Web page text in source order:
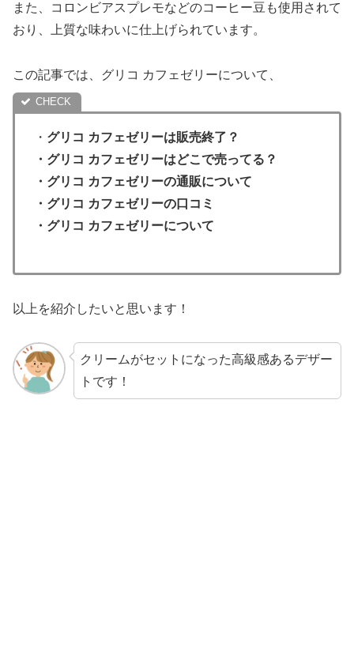
また、コロンビアスプレモなどのコーヒー豆も使用されて
おり、上質な味わいに仕上げられています。
この記事では、グリコ カフェゼリーについて、
・ グリコ カフェゼリーは販売終了？
・ グリコ カフェゼリーはどこで売ってる？
・グリコ カフェゼリーの通販について
・ グリコ カフェゼリーの口コミ
・グリコ カフェゼリーについて
以上を紹介したいと思います！
クリームがセットになった高級感あるデザー
トです！